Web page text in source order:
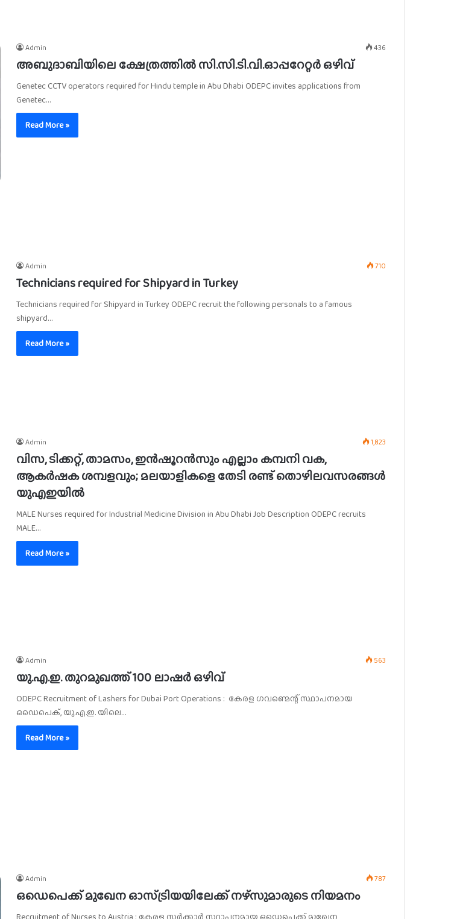
Admin 436
അബുദാബിയിലെ ക്ഷേത്രത്തിൽ സി.സി.ടി.വി.ഓപ്പറേറ്റർ ഒഴിവ്
Genetec CCTV operators required for Hindu temple in Abu Dhabi ODEPC invites applications from
Genetec…
Read More »
Admin 710
Technicians required for Shipyard in Turkey
Technicians required for Shipyard in Turkey ODEPC recruit the following personals to a famous
shipyard…
Read More »
Admin 1,823
വിസ, ടിക്കറ്റ്, താമസം, ഇൻഷൂറൻസും എല്ലാം കമ്പനി വക,
ആകർഷക ശമ്പളവും; മലയാളികളെ തേടി രണ്ട് തൊഴിലവസരങ്ങൾ
യുഎഇയിൽ
MALE Nurses required for Industrial Medicine Division in Abu Dhabi Job Description ODEPC recruits
MALE…
Read More »
Admin 563
യു.എ.ഇ. തുറമുഖത്ത് 100 ലാഷർ ഒഴിവ്
ODEPC Recruitment of Lashers for Dubai Port Operations : കേരള ഗവണ്മെന്റ് സ്ഥാപനമായ
ഒഡെപെക്, യു.എ.ഇ. യിലെ…
Read More »
Admin 787
ഒഡെപെക്ക് മുഖേന ഓസ്ട്രിയയിലേക്ക് നഴ്സുമാരുടെ നിയമനം
Recruitment of Nurses to Austria : കേരള സർക്കാർ സ്ഥാപനമായ ഒഡെപെക്ക് മുഖേന